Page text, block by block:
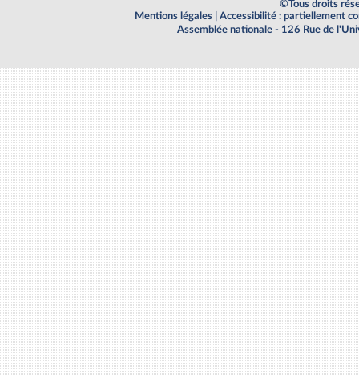
©Tous droits
Mentions légales
Accessibilité : partiellement
Assemblée nationale - 126 Rue de